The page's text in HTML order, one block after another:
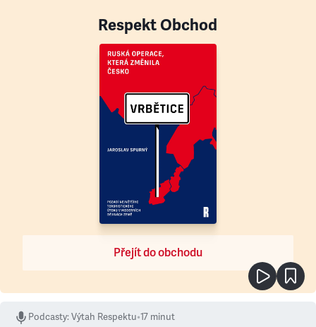
Respekt Obchod
Přejít do obchodu
Podcasty:Výtah Respektu•17 minut